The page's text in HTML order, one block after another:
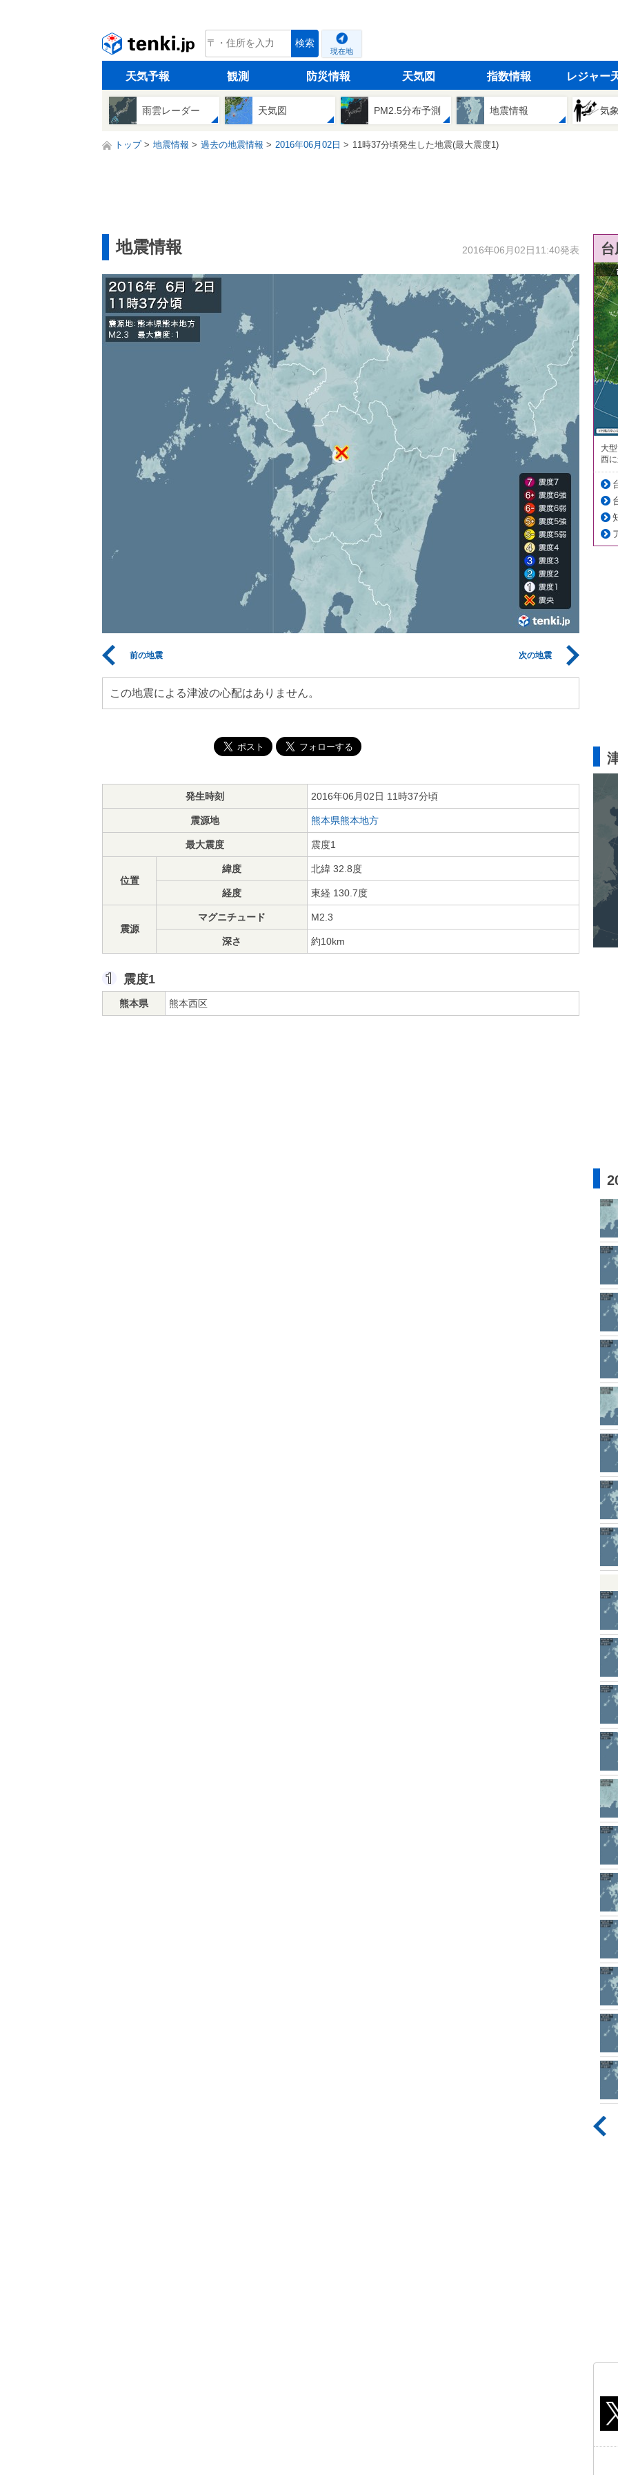
tenki.jp 検索
現在地
天気予報 観測 防災情報 天気図 指数情報 レジャー
雨雲レーダー 天気図 PM2.5分布予測 地震情報 気
トップ 地震情報 過去の地震情報 2016年06月02日 11時37分頃発生した地震(最大震度1)
地震情報 2016年06月02日11:40発表
前の地震 次の地震
この地震による津波の心配はありません。
発生時刻 2016年06月02日 11時37分頃
震源地 熊本県熊本地方
最大震度 震度1
位置
緯度 北緯 32.8度
経度 東経 130.7度
震源
マグニチュード M2.3
深さ 約10km
震度1
熊本県 熊本西区
大
西